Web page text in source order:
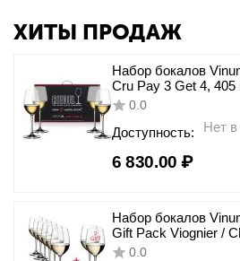
ХИТЫ ПРОДАЖ
Набор бокалов
Cru Pay 3 Get 4,
Riedel
0.0
Доступность: Нет
6 830.00 ₽
Набор бокалов
Gift Pack Viognier /
8 шт., 350 мл, 7416/
0.0